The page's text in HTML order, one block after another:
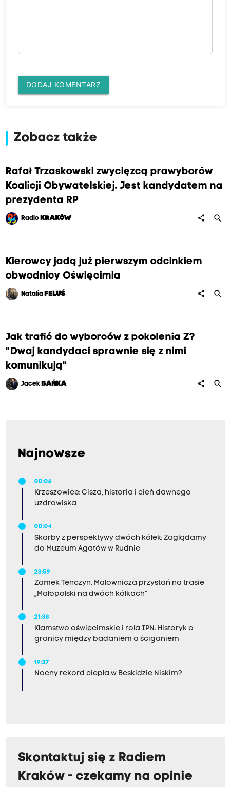
DODAJ KOMENTARZ
Zobacz także
Rafał Trzaskowski zwycięzcą prawyborów
Koalicji Obywatelskiej. Jest kandydatem na
prezydenta RP
Radio KRAKÓW share search
Kierowcy jadą już pierwszym odcinkiem
obwodnicy Oświęcimia
Natalia FELUŚ share search
Jak trafić do wyborców z pokolenia Z?
"Dwaj kandydaci sprawnie się z nimi
komunikują"
Jacek BAŃKA share search
Najnowsze
00:06
Krzeszowice: Cisza, historia i cień dawnego
uzdrowiska
00:04
Skarby z perspektywy dwóch kółek: Zaglądamy
do Muzeum Agatów w Rudnie
23:59
Zamek Tenczyn. Malownicza przystań na trasie
„Małopolski na dwóch kółkach”
21:38
Kłamstwo oświęcimskie i rola IPN. Historyk o
granicy między badaniem a ściganiem
19:37
Nocny rekord ciepła w Beskidzie Niskim?
Skontaktuj się z Radiem
Kraków - czekamy na opinie